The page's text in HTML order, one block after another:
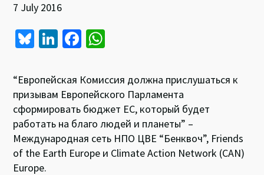
7 July 2016
Bl
es
ky
Li
ke
dI
n
Fa
b
o
o
k
at
sA
p
p
“Европейская Комиссия должна прислушаться к
призывам Европейского Парламента
сформировать бюджет ЕС, который будет
работать на благо людей и планеты” –
Международная сеть НПО ЦВЕ “Бенквоч”, Friends
of the Earth Europe и Climate Action Network (CAN)
Europe.